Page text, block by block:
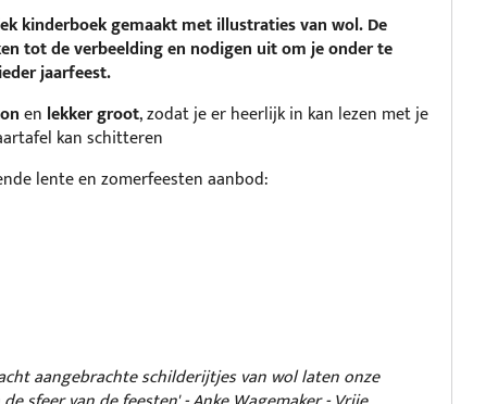
kinderboek gemaakt met illustraties van wol. De
tot de verbeelding en nodigen uit om je onder te
jaarfeest.
en lekker groot, zodat je er heerlijk in kan lezen met je
kan schitteren
lente en zomerfeesten aanbod:
aangebrachte schilderijtjes van wol laten onze